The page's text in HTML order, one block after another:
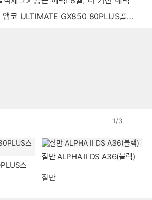
GX850 80PLUS골드 풀모듈러 ATX3.0 블랙
1/3
스
잘만 ALPHA II DS A36(블랙)